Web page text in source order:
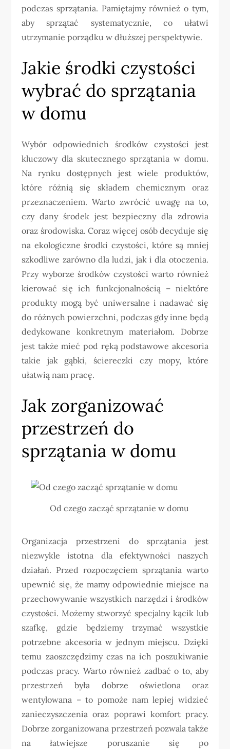
podczas sprzątania. Pamiętajmy również o tym,
aby sprzątać systematycznie, co ułatwi
utrzymanie porządku w dłuższej perspektywie.
Jakie środki czystości
wybrać do sprzątania
w domu
Wybór odpowiednich środków czystości jest
kluczowy dla skutecznego sprzątania w domu.
Na rynku dostępnych jest wiele produktów,
które różnią się składem chemicznym oraz
przeznaczeniem. Warto zwrócić uwagę na to,
czy dany środek jest bezpieczny dla zdrowia
oraz środowiska. Coraz więcej osób decyduje się
na ekologiczne środki czystości, które są mniej
szkodliwe zarówno dla ludzi, jak i dla otoczenia.
Przy wyborze środków czystości warto również
kierować się ich funkcjonalnością – niektóre
produkty mogą być uniwersalne i nadawać się
do różnych powierzchni, podczas gdy inne będą
dedykowane konkretnym materiałom. Dobrze
jest także mieć pod ręką podstawowe akcesoria
takie jak gąbki, ściereczki czy mopy, które
ułatwią nam pracę.
Jak zorganizować
przestrzeń do
sprzątania w domu
Od czego zacząć sprzątanie w domu
Organizacja przestrzeni do sprzątania jest
niezwykle istotna dla efektywności naszych
działań. Przed rozpoczęciem sprzątania warto
upewnić się, że mamy odpowiednie miejsce na
przechowywanie wszystkich narzędzi i środków
czystości. Możemy stworzyć specjalny kącik lub
szafkę, gdzie będziemy trzymać wszystkie
potrzebne akcesoria w jednym miejscu. Dzięki
temu zaoszczędzimy czas na ich poszukiwanie
podczas pracy. Warto również zadbać o to, aby
przestrzeń była dobrze oświetlona oraz
wentylowana – to pomoże nam lepiej widzieć
zanieczyszczenia oraz poprawi komfort pracy.
Dobrze zorganizowana przestrzeń pozwala także
na łatwiejsze poruszanie się po